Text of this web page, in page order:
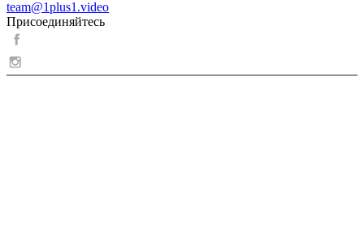
team@1plus1.video
Присоединяйтесь